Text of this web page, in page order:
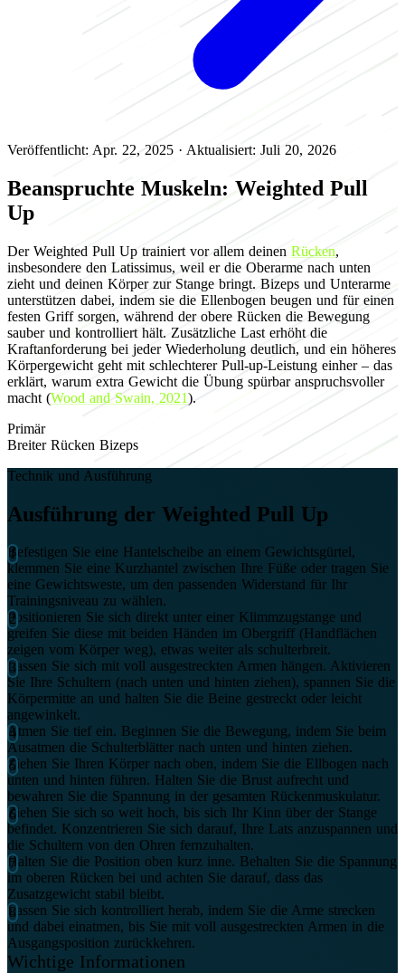
Veröffentlicht: Apr. 22, 2025 · Aktualisiert: Juli 20, 2026
Beanspruchte Muskeln: Weighted Pull
Up
Der Weighted Pull Up trainiert vor allem deinen Rücken,
insbesondere den Latissimus, weil er die Oberarme nach unten
zieht und deinen Körper zur Stange bringt. Bizeps und Unterarme
unterstützen dabei, indem sie die Ellenbogen beugen und für einen
festen Griff sorgen, während der obere Rücken die Bewegung
sauber und kontrolliert hält. Zusätzliche Last erhöht die
Kraftanforderung bei jeder Wiederholung deutlich, und ein höheres
Körpergewicht geht mit schlechterer Pull-up-Leistung einher – das
erklärt, warum extra Gewicht die Übung spürbar anspruchsvoller
macht (Wood and Swain, 2021).
Primär
Breiter Rücken Bizeps
Technik und Ausführung
Ausführung der Weighted Pull Up
Befestigen Sie eine Hantelscheibe an einem Gewichtsgürtel,
klemmen Sie eine Kurzhantel zwischen Ihre Füße oder tragen Sie
eine Gewichtsweste, um den passenden Widerstand für Ihr
Trainingsniveau zu wählen.
Positionieren Sie sich direkt unter einer Klimmzugstange und
greifen Sie diese mit beiden Händen im Obergriff (Handflächen
zeigen vom Körper weg), etwas weiter als schulterbreit.
Lassen Sie sich mit voll ausgestreckten Armen hängen. Aktivieren
Sie Ihre Schultern (nach unten und hinten ziehen), spannen Sie die
Körpermitte an und halten Sie die Beine gestreckt oder leicht
angewinkelt.
Atmen Sie tief ein. Beginnen Sie die Bewegung, indem Sie beim
Ausatmen die Schulterblätter nach unten und hinten ziehen.
Ziehen Sie Ihren Körper nach oben, indem Sie die Ellbogen nach
unten und hinten führen. Halten Sie die Brust aufrecht und
bewahren Sie die Spannung in der gesamten Rückenmuskulatur.
Ziehen Sie sich so weit hoch, bis sich Ihr Kinn über der Stange
befindet. Konzentrieren Sie sich darauf, Ihre Lats anzuspannen und
die Schultern von den Ohren fernzuhalten.
Halten Sie die Position oben kurz inne. Behalten Sie die Spannung
im oberen Rücken bei und achten Sie darauf, dass das
Zusatzgewicht stabil bleibt.
Lassen Sie sich kontrolliert herab, indem Sie die Arme strecken
und dabei einatmen, bis Sie mit voll ausgestreckten Armen in die
Ausgangsposition zurückkehren.
Wichtige Informationen